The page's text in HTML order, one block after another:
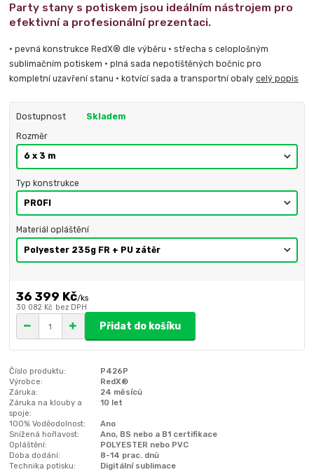
Party stany s potiskem jsou ideálním nástrojem pro
efektivní a profesionální prezentaci.
• pevná konstrukce RedX® dle výběru • střecha s celoplošným
sublimačním potiskem • plná sada nepotištěných bočnic pro
kompletní uzavření stanu • kotvící sada a transportní obalycelý popis
Dostupnost Skladem
Rozměr
Typ konstrukce
Materiál opláštění
36 399 Kč/ks
30 082 Kč bez DPH
Přidat do košíku
Číslo produktu:
P426P
Výrobce:
RedX®
Záruka:
24 měsíců
Záruka na klouby a
spoje:
10 let
100% Voděodolnost:
Ano
Snížená hořlavost:
Ano, BS nebo a B1 certifikace
Opláštění:
POLYESTER nebo PVC
Doba dodání:
8-14 prac. dnů
Technika potisku:
Digitální sublimace